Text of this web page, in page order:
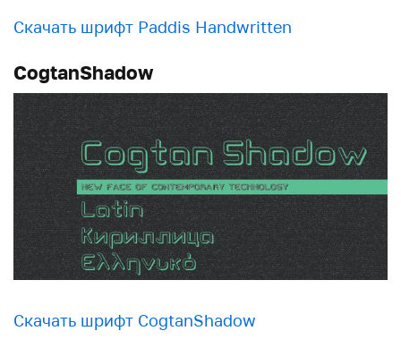
Скачать шрифт Paddis Handwritten
CogtanShadow
Скачать шрифт CogtanShadow